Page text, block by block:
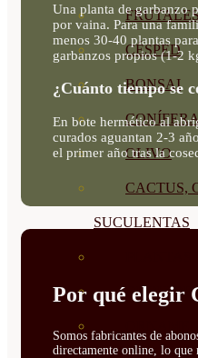
CÉSPED
BONSAI
OLIVO
CACTUS,
SUCULENTAS
Una planta de garbanzo
por vaina. Para una
menos 30-40 plantas
garbanzos propios (1-2
¿Cuánto tiempo se
En bote hermético al
curados aguantan 2-3
el primer año tras la
Por qué elegir
Somos fabricantes de
directamente online, lo